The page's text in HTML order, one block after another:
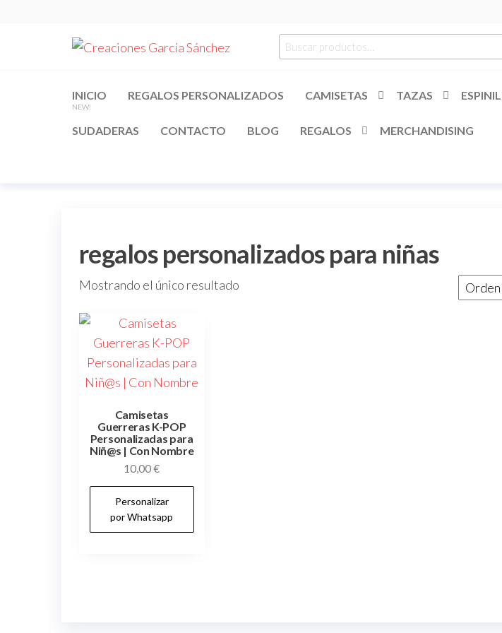
Creaciones
García
personalizados
Buscar
por:
INICIO
NEW!
REGALOS PERSONALIZADOS CAMISETAS TAZAS
SUDADERAS CONTACTO BLOG REGALOS MERCHANDISING
regalos personalizados para niñas
Mostrando el único resultado
Camisetas
Guerreras K-POP
Personalizadas para
Niñ@s | Con Nombre
10,00€
Personalizar
por Whatsapp